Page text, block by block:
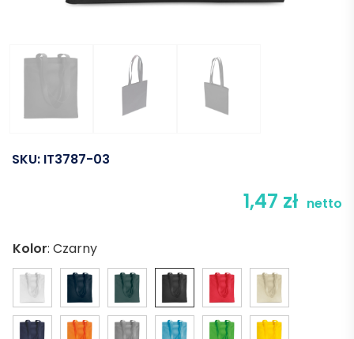
SKU: IT3787-03
1,47 zł netto
Kolor: Czarny